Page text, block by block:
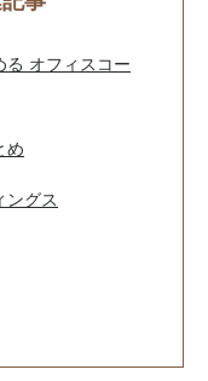
る オフィスコー
め
ングス